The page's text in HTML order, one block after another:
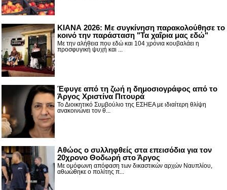
ΚΙΑΝΑ 2026: Με συγκίνηση παρακολούθησε το
κοινό την παράσταση "Τα χαΐρια μας εδώ"
Με την αλήθεια που εδώ και 104 χρόνια κουβαλάει η
προσφυγική ψυχή και ...
Έφυγε από τη ζωή η δημοσιογράφος από το
Άργος Χριστίνα Πιτουρά
Το Διοικητικό Συμβούλιο της ΕΣΗΕΑ με ιδιαίτερη θλίψη
ανακοινώνει τον θ...
Αθώος ο συλληφθείς στα επεισόδια για τον
20χρονο Θοδωρή στο Άργος
Με ομόφωνη απόφαση των δικαστικών αρχών Ναυπλίου,
αθωώθηκε ο πολίτης π...